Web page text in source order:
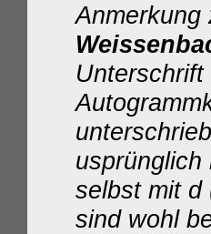
Anmerkung
selbst mit d
sind wohl